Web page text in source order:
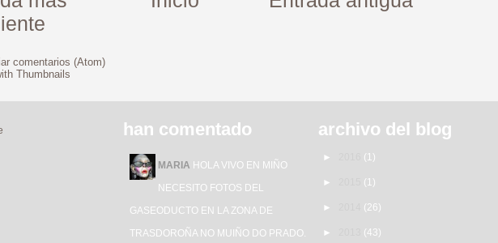
comentarios (Atom)
han comentado
MARIA HOLA VIVO EN MIÑO
NECESITO FOTOS DEL
GASEODUCTO EN LA ZONA DE
TRASDOROÑA NO MUIÑO DO PRADO.
archivo del blog
► (1)
► (1)
► (26)
► (43)